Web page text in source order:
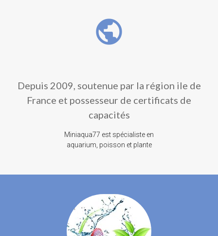
public
Depuis 2009, soutenue par la région ile de
France et possesseur de certificats de
capacités
Miniaqua77 est spécialiste en
aquarium, poisson et plante